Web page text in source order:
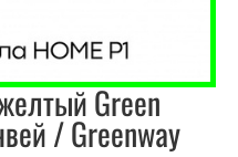
Green
/ Greenway